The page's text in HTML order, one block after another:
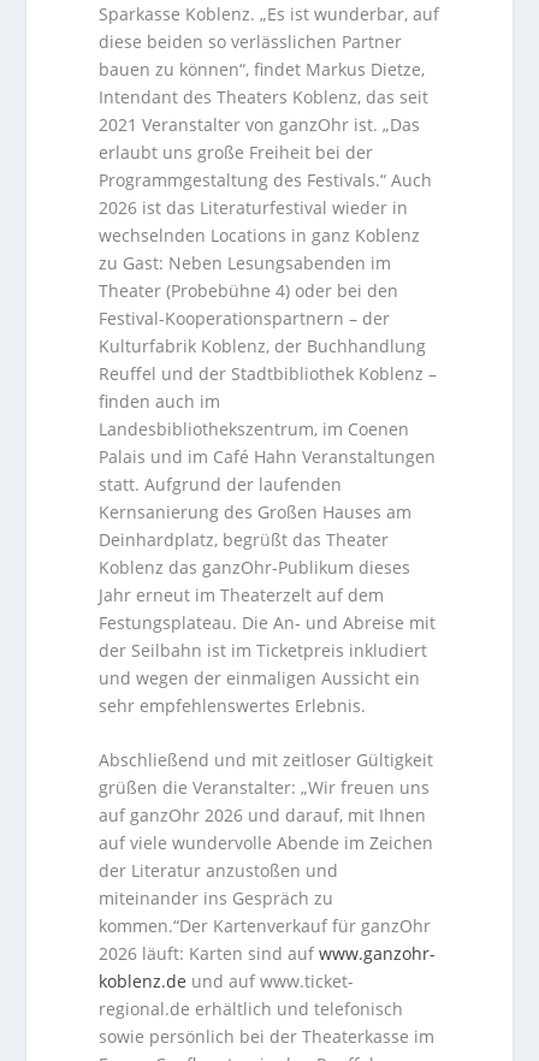
Sparkasse Koblenz. „Es ist wunderbar, auf
diese beiden so verlässlichen Partner
bauen zu können“, findet Markus Dietze,
Intendant des Theaters Koblenz, das seit
2021 Veranstalter von ganzOhr ist. „Das
erlaubt uns große Freiheit bei der
Programmgestaltung des Festivals.“ Auch
2026 ist das Literaturfestival wieder in
wechselnden Locations in ganz Koblenz
zu Gast: Neben Lesungsabenden im
Theater (Probebühne 4) oder bei den
Festival-Kooperationspartnern – der
Kulturfabrik Koblenz, der Buchhandlung
Reuffel und der Stadtbibliothek Koblenz –
finden auch im
Landesbibliothekszentrum, im Coenen
Palais und im Café Hahn Veranstaltungen
statt. Aufgrund der laufenden
Kernsanierung des Großen Hauses am
Deinhardplatz, begrüßt das Theater
Koblenz das ganzOhr-Publikum dieses
Jahr erneut im Theaterzelt auf dem
Festungsplateau. Die An- und Abreise mit
der Seilbahn ist im Ticketpreis inkludiert
und wegen der einmaligen Aussicht ein
sehr empfehlenswertes Erlebnis.
Abschließend und mit zeitloser Gültigkeit
grüßen die Veranstalter: „Wir freuen uns
auf ganzOhr 2026 und darauf, mit Ihnen
auf viele wundervolle Abende im Zeichen
der Literatur anzustoßen und
miteinander ins Gespräch zu
kommen.“Der Kartenverkauf für ganzOhr
2026 läuft: Karten sind aufwww.ganzohr-
koblenz.de und auf www.ticket-
regional.de erhältlich und telefonisch
sowie persönlich bei der Theaterkasse im